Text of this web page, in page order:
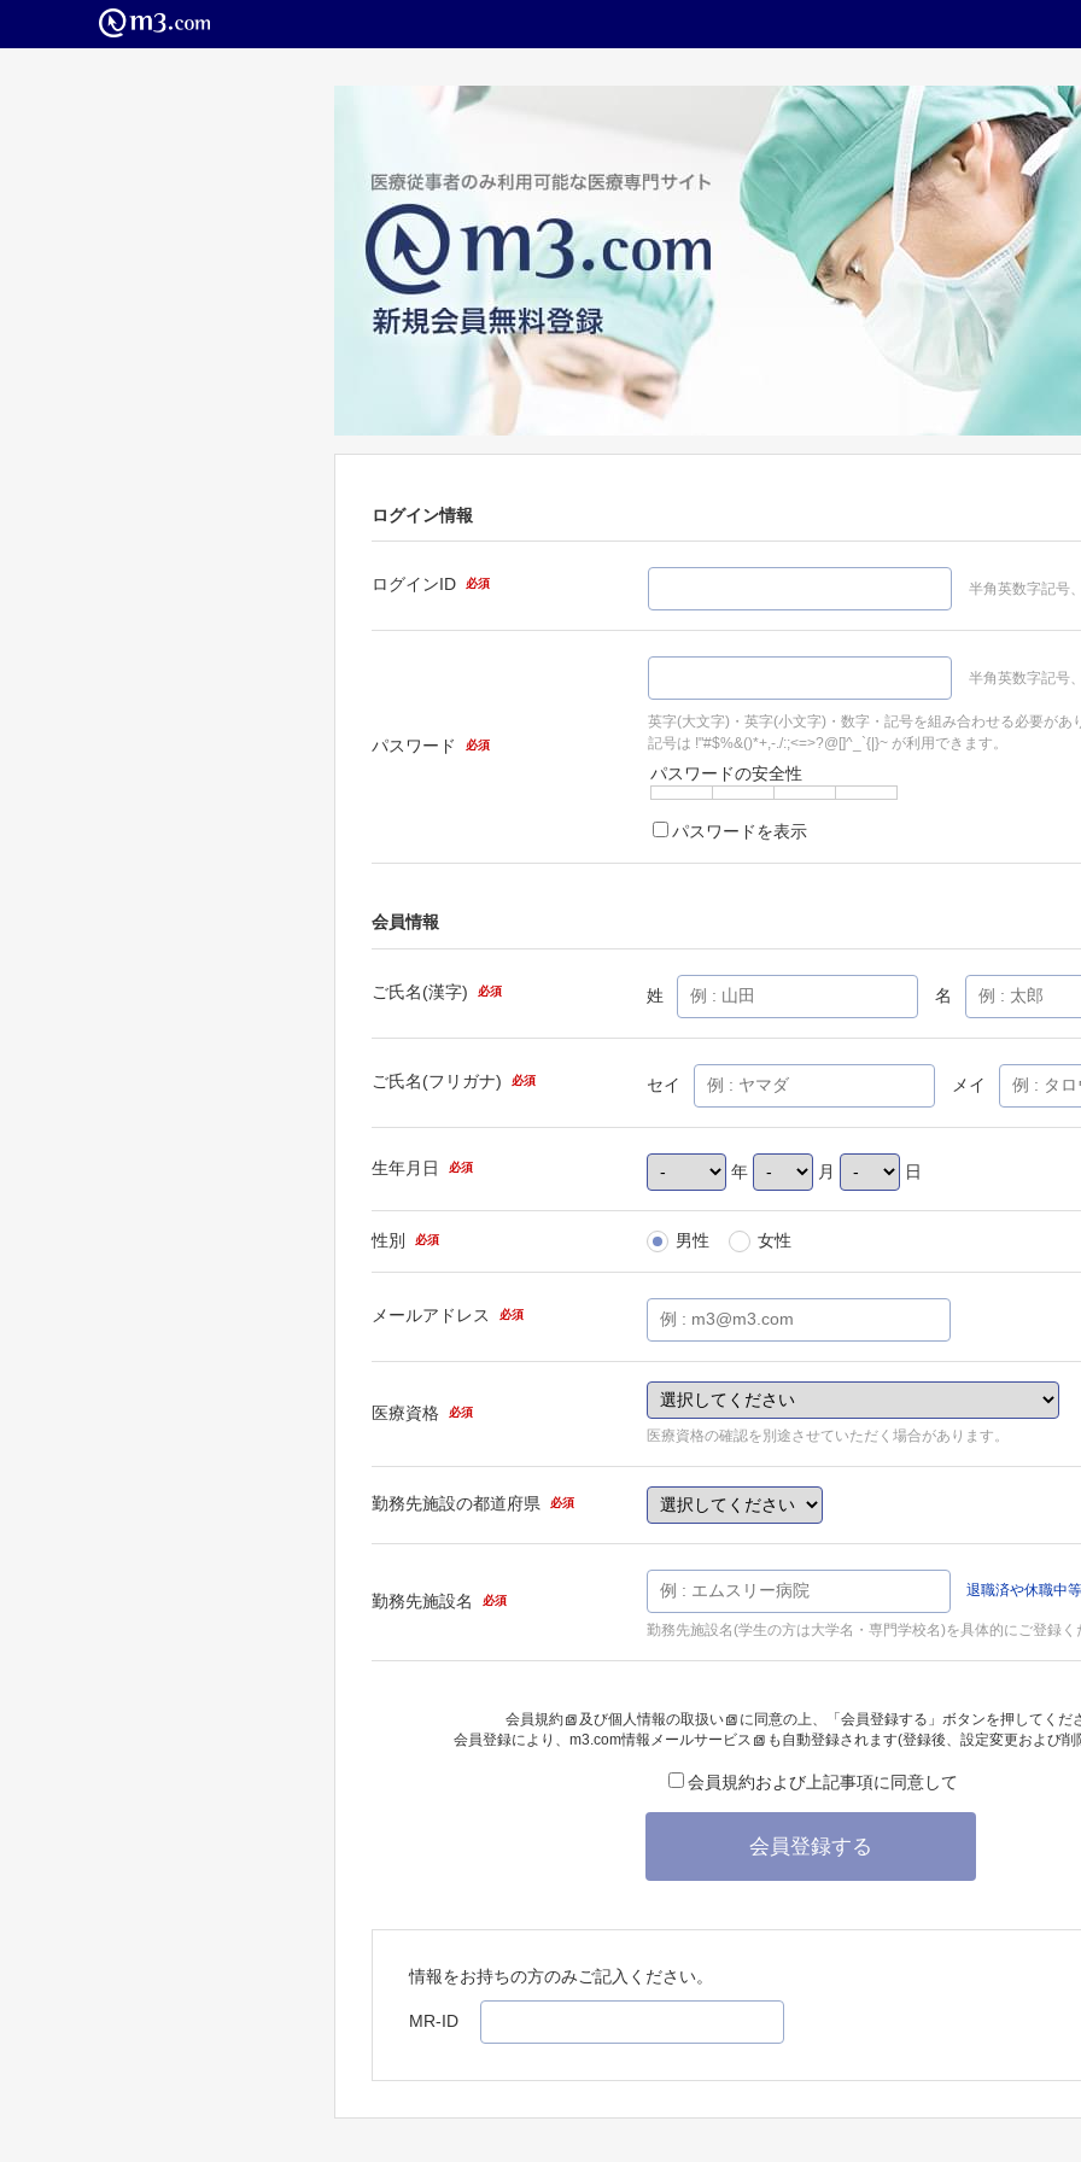
ログイン情報
ログインID 必須 半角英数字記号
パスワード 必須
半角英数字記号
英字(大文字)・英字(小文字)・数字・記号を組み合わせる必要があ
記号は !"#$%&()*+,-./:;<=>?@[]^_`{|}~ が利用できます。
パスワードの安全性
パスワードを表示
会員情報
ご氏名(漢字) 必須 姓 名
ご氏名(フリガナ) 必須 セイ メイ
生年月日 必須 年 月 日
性別 必須 男性 女性
メールアドレス 必須
医療資格 必須
医療資格の確認を別途させていただく場合があります。
勤務先施設の都道府県 必須
勤務先施設名 必須
退職済や休職中
勤務先施設名(学生の方は大学名・専門学校名)を具体的にご登録く
会員規約 及び個人情報の取扱い
に同意の上、「会員登録する」ボタンを押してくだ
会員登録により、 m3.com情報メールサービス も自動登録されます(登録後、設定変更および
会員規約および上記事項に同意して
会員登録する
情報をお持ちの方のみご記入ください。
MR-ID